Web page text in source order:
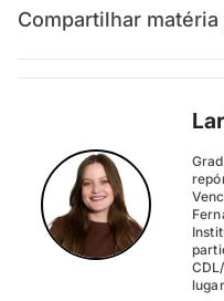
Compartilhar matéria